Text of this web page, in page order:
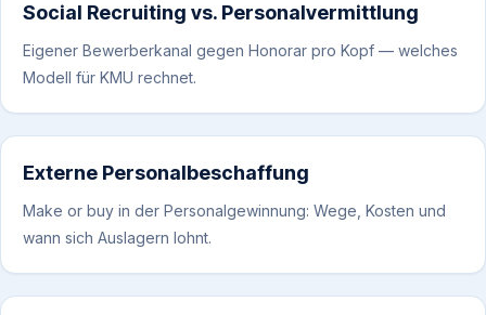
Social Recruiting vs. Personalvermittlung
Eigener Bewerberkanal gegen Honorar pro Kopf — welches
Modell für KMU rechnet.
Externe Personalbeschaffung
Make or buy in der Personalgewinnung: Wege, Kosten und
wann sich Auslagern lohnt.